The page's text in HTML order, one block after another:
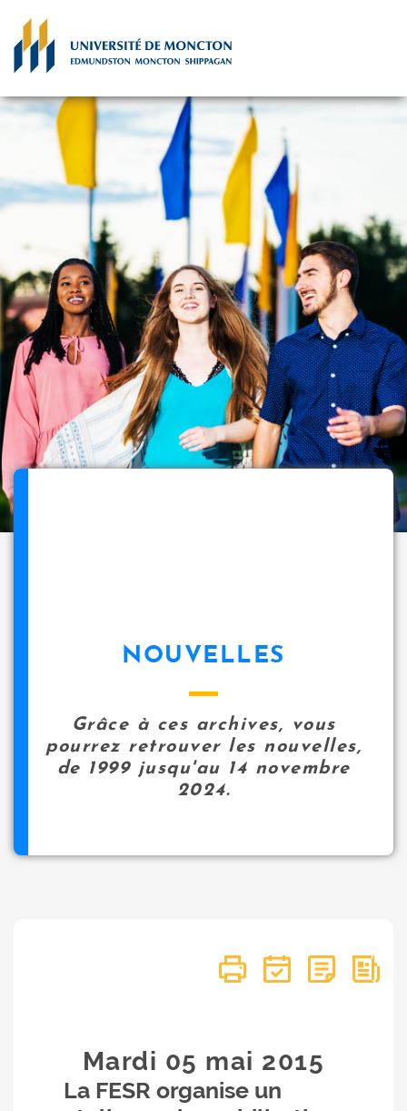
NOUVELLES
Grâce à ces archives, vous
pourrez retrouver les nouvelles,
de 1999 jusqu'au 14 novembre
2024.
Mardi 05 mai 2015
La FESR organise un